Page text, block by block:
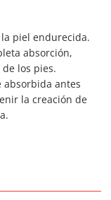
piel endurecida.
absorción,
los pies.
absorbida antes
la creación de